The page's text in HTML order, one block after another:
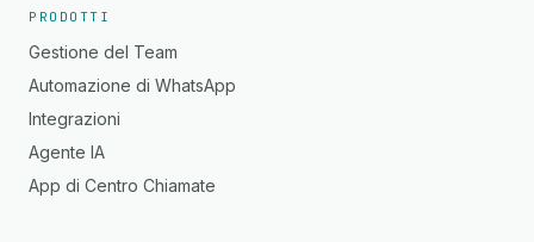
PRODOTTI
Gestione del Team
Automazione di WhatsApp
Integrazioni
Agente IA
App di Centro Chiamate